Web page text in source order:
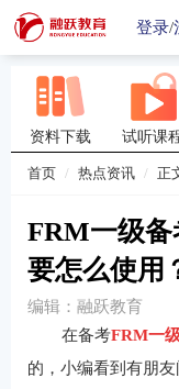
登录/
资料下载 试听课
首页 热点资讯 正
FRM一级备
要怎么使用
编辑：融跃教育
在备考FRM一
的，小编看到有朋